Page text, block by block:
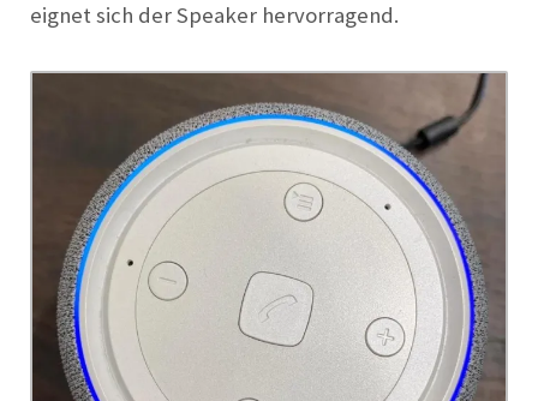
eignet sich der Speaker hervorragend.